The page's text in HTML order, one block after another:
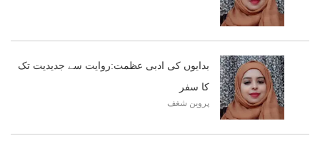
بدایوں کی ادبی عظمت:روایت سے جدیدیت تک
کا سفر
پروین شغف